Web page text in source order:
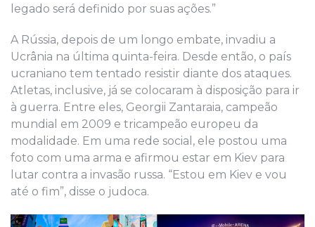
legado será definido por suas ações.”
A Rússia, depois de um longo embate, invadiu a
Ucrânia na última quinta-feira. Desde então, o país
ucraniano tem tentado resistir diante dos ataques.
Atletas, inclusive, já se colocaram à disposição para ir
à guerra. Entre eles, Georgii Zantaraia, campeão
mundial em 2009 e tricampeão europeu da
modalidade. Em uma rede social, ele postou uma
foto com uma arma e afirmou estar em Kiev para
lutar contra a invasão russa. “Estou em Kiev e vou
até o fim”, disse o judoca.